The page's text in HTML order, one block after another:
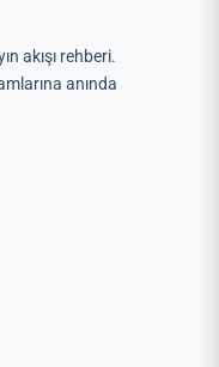
akışı rehberi.
anında